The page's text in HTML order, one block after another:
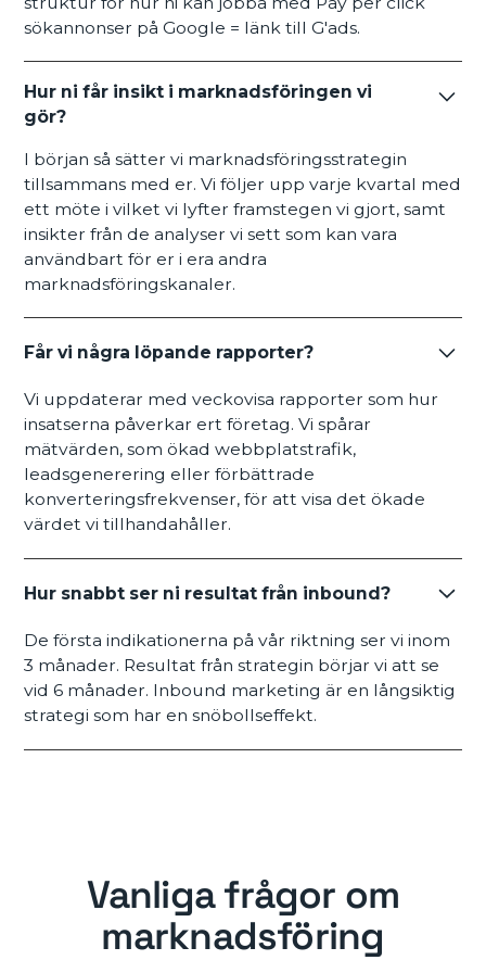
sökannonser på Google = länk till G'ads.
Hur ni får insikt i marknadsföringen vi
gör?
I början så sätter vi marknadsföringsstrategin
tillsammans med er. Vi följer upp varje kvartal med
ett möte i vilket vi lyfter framstegen vi gjort, samt
insikter från de analyser vi sett som kan vara
användbart för er i era andra
marknadsföringskanaler.
Får vi några löpande rapporter?
Vi uppdaterar med veckovisa rapporter som hur
insatserna påverkar ert företag. Vi spårar
mätvärden, som ökad webbplatstrafik,
leadsgenerering eller förbättrade
konverteringsfrekvenser, för att visa det ökade
värdet vi tillhandahåller.
Hur snabbt ser ni resultat från inbound?
De första indikationerna på vår riktning ser vi inom
3 månader. Resultat från strategin börjar vi att se
vid 6 månader. Inbound marketing är en långsiktig
strategi som har en snöbollseffekt.
Vanliga frågor om
marknadsföring